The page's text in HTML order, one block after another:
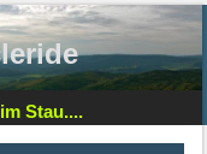
Stau....